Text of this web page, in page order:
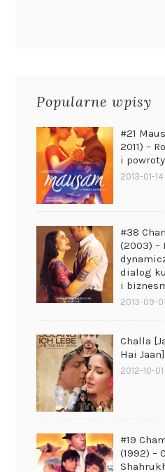
Popularne wpisy
#21
2011) –
i powroty
2013-01-14
#38
(2003) –
dialog
i
2013-09-01
Challa
Hai Jaan]
2012-10-01
#19
(1992) –